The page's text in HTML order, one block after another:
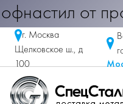
от
г. Москва
Щелковское ш., д
100